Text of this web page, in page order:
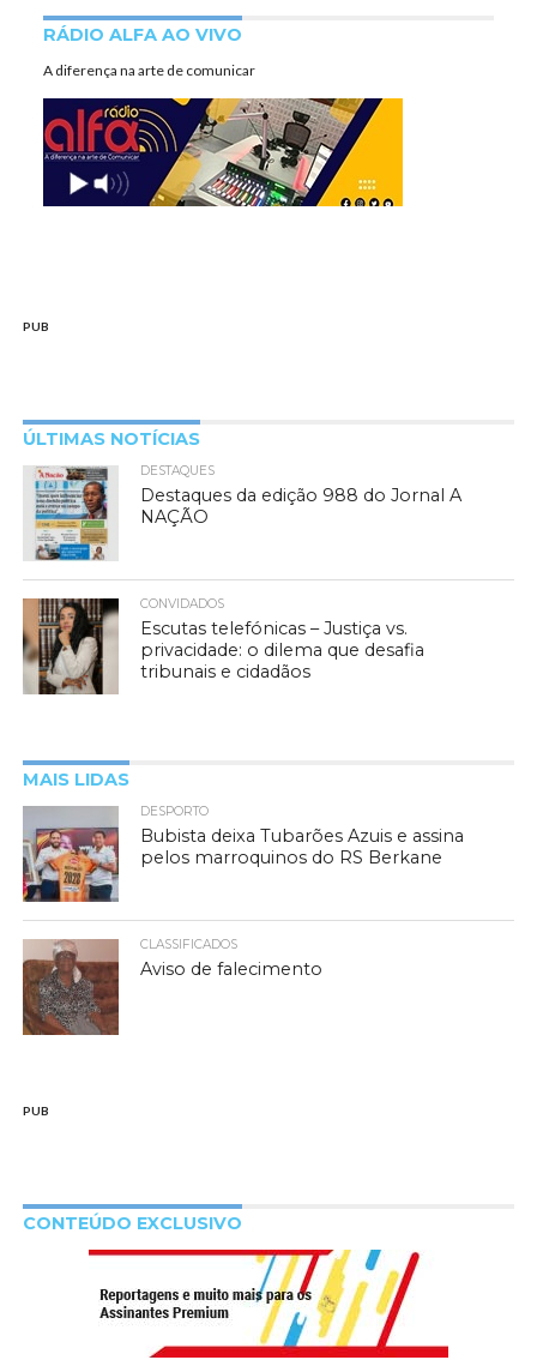
RÁDIO ALFA AO VIVO
A diferença na arte de comunicar
PUB
ÚLTIMAS NOTÍCIAS
DESTAQUES
Destaques da edição 988 do Jornal A
NAÇÃO
CONVIDADOS
Escutas telefónicas – Justiça vs.
privacidade: o dilema que desafia
tribunais e cidadãos
MAIS LIDAS
DESPORTO
Bubista deixa Tubarões Azuis e assina
pelos marroquinos do RS Berkane
CLASSIFICADOS
Aviso de falecimento
PUB
CONTEÚDO EXCLUSIVO